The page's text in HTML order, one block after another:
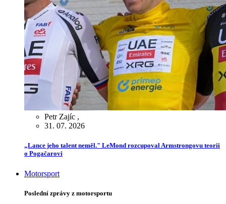
Petr Zajíc ,
31. 07. 2026
„Lance jeho talent neměl." LeMond rozcupoval Armstrongovu teorii
o Pogačarovi
Motorsport
Poslední zprávy z motorsportu